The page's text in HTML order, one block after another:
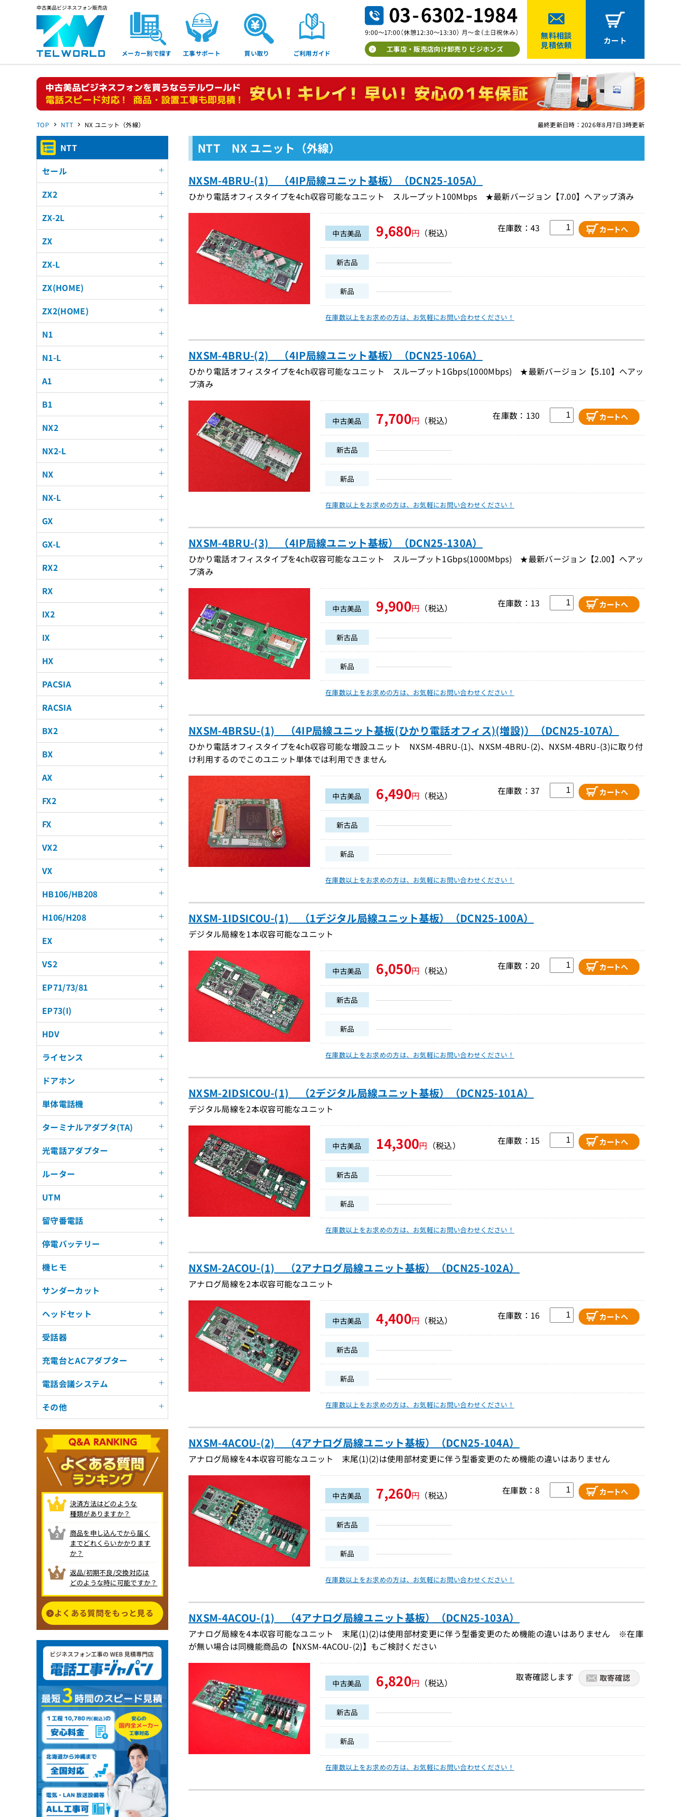
中古美品ビジネスフォン販売店
メーカー別で探す 工事サポート 買い取り ご利用ガイド 工事店・販売店向け卸売り ビジホンズ
無料相談
見積依頼
カート
最終更新日時：2026年8月7日3時更新
TOP NTT NX ユニット（外線）
NTT NX ユニット（外線）
NXSM-4BRU-(1) （4IP局線ユニット基板）（DCN25-105A）
ひかり電話オフィスタイプを4ch収容可能なユニット スループット100Mbps ★最新バージョン【7.00】へアップ済み
中古美品 9,680円 （税込） 在庫数：43
新古品
新品
在庫数以上をお求めの方は、 お気軽にお問い合わせください！
NXSM-4BRU-(2) （4IP局線ユニット基板）（DCN25-106A）
ひかり電話オフィスタイプを4ch収容可能なユニット スループット1Gbps(1000Mbps) ★最新バージョン【5.10】へアッ
プ済み
中古美品 7,700円 （税込） 在庫数：130
新古品
新品
在庫数以上をお求めの方は、 お気軽にお問い合わせください！
NXSM-4BRU-(3) （4IP局線ユニット基板）（DCN25-130A）
ひかり電話オフィスタイプを4ch収容可能なユニット スループット1Gbps(1000Mbps) ★最新バージョン【2.00】へアッ
プ済み
中古美品 9,900円 （税込） 在庫数：13
新古品
新品
在庫数以上をお求めの方は、 お気軽にお問い合わせください！
NXSM-4BRSU-(1) （4IP局線ユニット基板(ひかり電話オフィス)(増設)）（DCN25-107A）
ひかり電話オフィスタイプを4ch収容可能な増設ユニット NXSM-4BRU-(1)、NXSM-4BRU-(2)、NXSM-4BRU-(3)に取り付
け利用するのでこのユニット単体では利用できません
中古美品 6,490円 （税込） 在庫数：37
新古品
新品
在庫数以上をお求めの方は、 お気軽にお問い合わせください！
NXSM-1IDSICOU-(1) （1デジタル局線ユニット基板）（DCN25-100A）
デジタル局線を1本収容可能なユニット
中古美品 6,050円 （税込） 在庫数：20
新古品
新品
在庫数以上をお求めの方は、 お気軽にお問い合わせください！
NXSM-2IDSICOU-(1) （2デジタル局線ユニット基板）（DCN25-101A）
デジタル局線を2本収容可能なユニット
中古美品 14,300円 （税込） 在庫数：15
新古品
新品
在庫数以上をお求めの方は、 お気軽にお問い合わせください！
NXSM-2ACOU-(1) （2アナログ局線ユニット基板）（DCN25-102A）
アナログ局線を2本収容可能なユニット
中古美品 4,400円 （税込） 在庫数：16
新古品
新品
在庫数以上をお求めの方は、 お気軽にお問い合わせください！
NXSM-4ACOU-(2) （4アナログ局線ユニット基板）（DCN25-104A）
アナログ局線を4本収容可能なユニット 末尾(1)(2)は使用部材変更に伴う型番変更のため機能の違いはありません
中古美品 7,260円 （税込） 在庫数：8
新古品
新品
在庫数以上をお求めの方は、 お気軽にお問い合わせください！
NXSM-4ACOU-(1) （4アナログ局線ユニット基板）（DCN25-103A）
アナログ局線を4本収容可能なユニット 末尾(1)(2)は使用部材変更に伴う型番変更のため機能の違いはありません ※在庫
が無い場合は同機能商品の【NXSM-4ACOU-(2)】もご検討ください
中古美品 6,820円 （税込） 取寄確認します
新古品
新品
在庫数以上をお求めの方は、 お気軽にお問い合わせください！
NTT
セール
ZX2
ZX-2L
ZX
ZX-L
ZX(HOME)
ZX2(HOME)
N1
N1-L
A1
B1
NX2
NX2-L
NX
NX-L
GX
GX-L
RX2
RX
IX2
IX
HX
PACSIA
RACSIA
BX2
BX
AX
FX2
FX
VX2
VX
HB106/HB208
H106/H208
EX
VS2
EP71/73/81
EP73(I)
HDV
ライセンス
ドアホン
単体電話機
ターミナルアダプタ(TA)
光電話アダプター
ルーター
UTM
留守番電話
停電バッテリー
機ヒモ
サンダーカット
ヘッドセット
受話器
充電台とACアダプター
電話会議システム
その他
決済方法はどのような
種類がありますか？
商品を申し込んでから届く
までどれくらいかかります
か？
返品/初期不良/交換対応は
どのような時に可能ですか？
よくある質問をもっと見る